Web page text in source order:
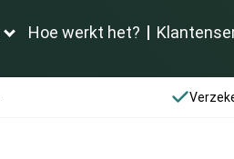
Hoe werkt het?